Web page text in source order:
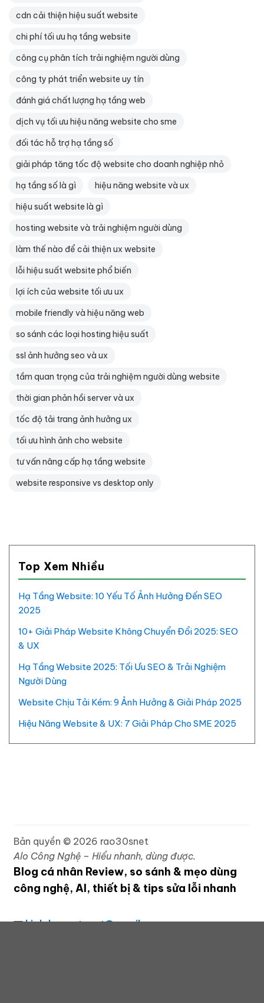
cdn cải thiện hiệu suất website
chi phí tối ưu hạ tầng website
công cụ phân tích trải nghiệm người dùng
công ty phát triển website uy tín
đánh giá chất lượng hạ tầng web
dịch vụ tối ưu hiệu năng website cho sme
đối tác hỗ trợ hạ tầng số
giải pháp tăng tốc độ website cho doanh nghiệp nhỏ
hạ tầng số là gì
hiệu năng website và ux
hiệu suất website là gì
hosting website và trải nghiệm người dùng
làm thế nào để cải thiện ux website
lỗi hiệu suất website phổ biến
lợi ích của website tối ưu ux
mobile friendly và hiệu năng web
so sánh các loại hosting hiệu suất
ssl ảnh hưởng seo và ux
tầm quan trọng của trải nghiệm người dùng website
thời gian phản hồi server và ux
tốc độ tải trang ảnh hưởng ux
tối ưu hình ảnh cho website
tư vấn nâng cấp hạ tầng website
website responsive vs desktop only
Top Xem Nhiều
Hạ Tầng Website: 10 Yếu Tố Ảnh Hưởng Đến SEO
2025
10+ Giải Pháp Website Không Chuyển Đổi 2025: SEO
& UX
Hạ Tầng Website 2025: Tối Ưu SEO & Trải Nghiệm
Người Dùng
Website Chịu Tải Kém: 9 Ảnh Hưởng & Giải Pháp 2025
Hiệu Năng Website & UX: 7 Giải Pháp Cho SME 2025
Bản quyền © 2026 rao30snet
Alo Công Nghệ – Hiểu nhanh, dùng được.
Blog cá nhân Review, so sánh & mẹo dùng
công nghệ, AI, thiết bị & tips sửa lỗi nhanh
highdrguestpost@gmail.com